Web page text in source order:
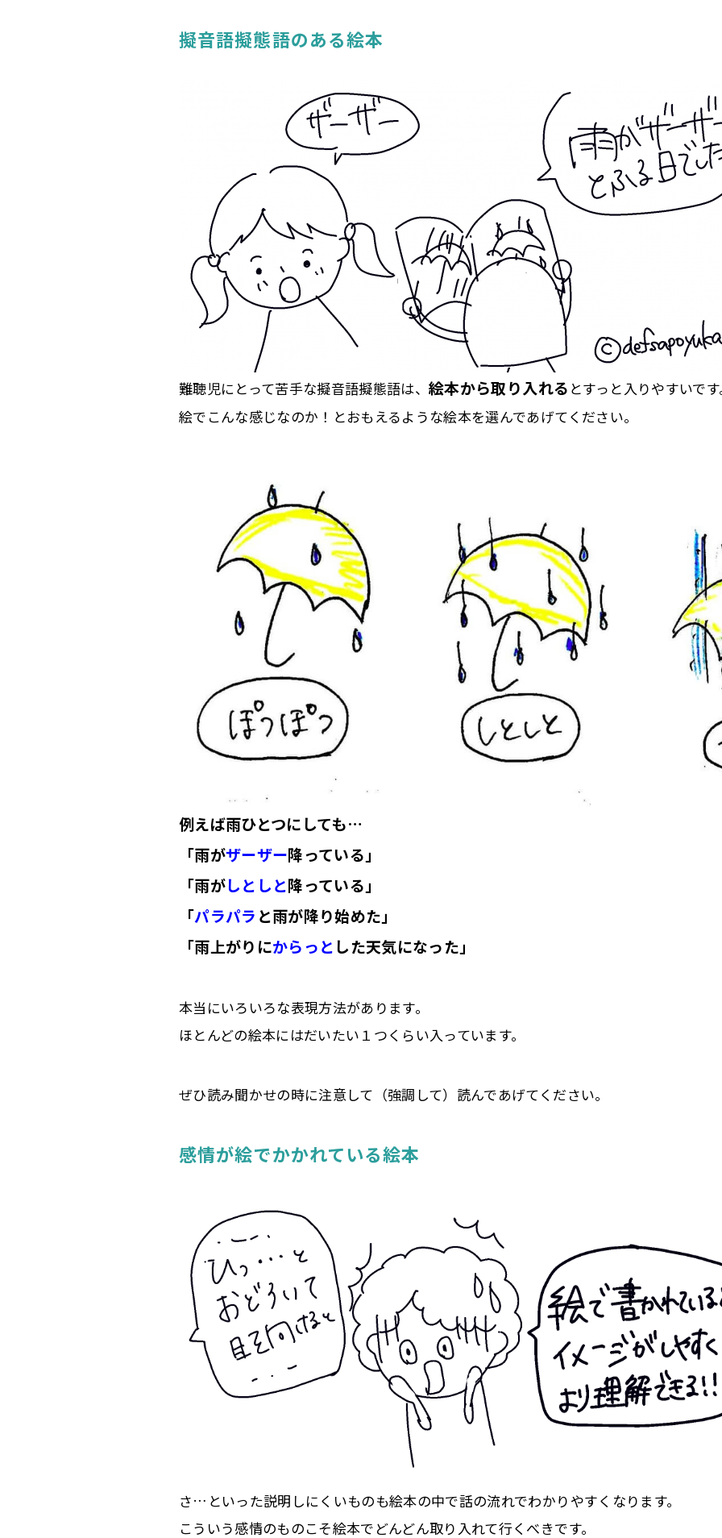
擬音語擬態語のある絵本
難聴児にとって苦手な擬音語擬態語は、絵本から取り入れる とすっと入りやすいで
絵でこんな感じなのか！とおもえるような絵本を選んであげてください。
例えば雨ひとつにしても…
「雨がザーザー降っている」
「雨がしとしと降っている」
「パラパラ と雨が降り始めた」
「雨上がりにからっと した天気になった」
本当にいろいろな表現方法があります。
ほとんどの絵本にはだいたい１つくらい入っています。
ぜひ読み聞かせの時に注意して（強調して）読んであげてください。
感情が絵でかかれている絵本
さ…といった説明しにくいものも絵本の中で話の流れでわかりやすくなります。
こういう感情のものこそ絵本でどんどん取り入れて行くべきです。